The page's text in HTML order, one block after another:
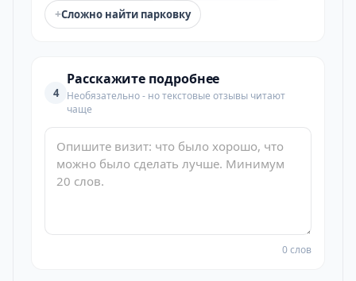
+Сложно найти парковку
4
Расскажите подробнее
Необязательно - но текстовые отзывы читают
чаще
0 слов